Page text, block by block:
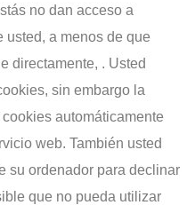
no dan acceso a
usted, a menos de que
directamente, . Usted
sin embargo la
automáticamente
web. También usted
su ordenador para declinar
que no pueda utilizar